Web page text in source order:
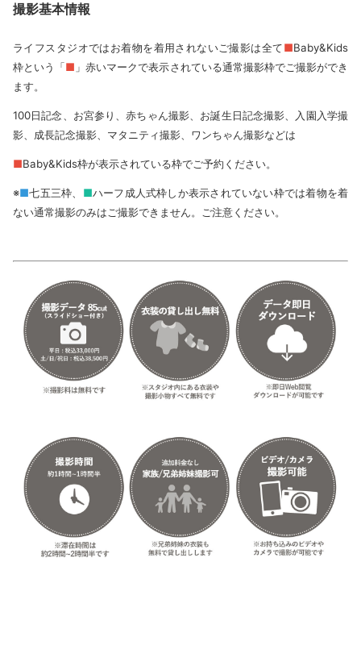
撮影基本情報
ライフスタジオではお着物を着用されないご撮影は全て■Baby&Kids
枠という「■ 」赤いマークで表示されている通常撮影枠でご撮影ができ
ます。
100日記念、お宮参り、赤ちゃん撮影、お誕生日記念撮影、入園入学撮
影、成長記念撮影、マタニティ撮影、ワンちゃん撮影などは
■Baby&Kids枠が表示されている枠でご予約ください。
※■七五三枠、 ■ハーフ成人式枠しか表示されていない枠では着物を着
ない通常撮影のみはご撮影できません。ご注意ください。